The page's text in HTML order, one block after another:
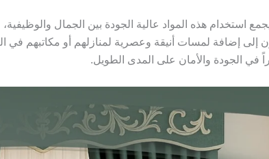
استخدام هذه المواد عالية الجودة بين الجمال
إلى إضافة لمسات أنيقة وعصرية لمنازلهم أو مكاتبهم في
في الجودة والأمان على المدى الطويل.